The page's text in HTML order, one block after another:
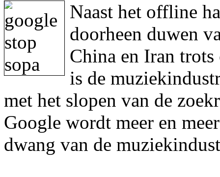
Naast het offline
doorheen duwen
China en Iran
is de
met het slopen van de
Google wordt meer en
dwang van de